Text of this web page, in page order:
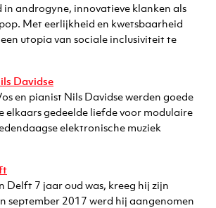
androgyne, innovatieve klanken als
Met eerlijkheid en kwetsbaarheid
utopia van sociale inclusiviteit te
Davidse
en pianist Nils Davidse werden goede
elkaars gedeelde liefde voor modulaire
elektronische muziek
Delft 7 jaar oud was, kreeg hij zijn
september 2017 werd hij aangenomen